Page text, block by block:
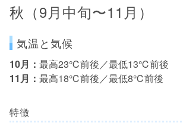
秋（9月中旬〜11月）
気温と気候
10月： 最高23℃前後／最低13℃前後
11月： 最高18℃前後／最低8℃前後
特徴